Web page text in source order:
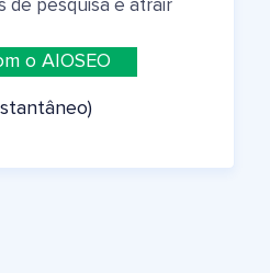
de pesquisa e atrair
o AIOSEO